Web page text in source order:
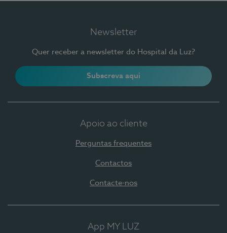
Newsletter
Quer receber a newsletter do Hospital da Luz?
Subscreva aqui
Apoio ao cliente
Perguntas frequentes
Contactos
Contacte-nos
App MY LUZ